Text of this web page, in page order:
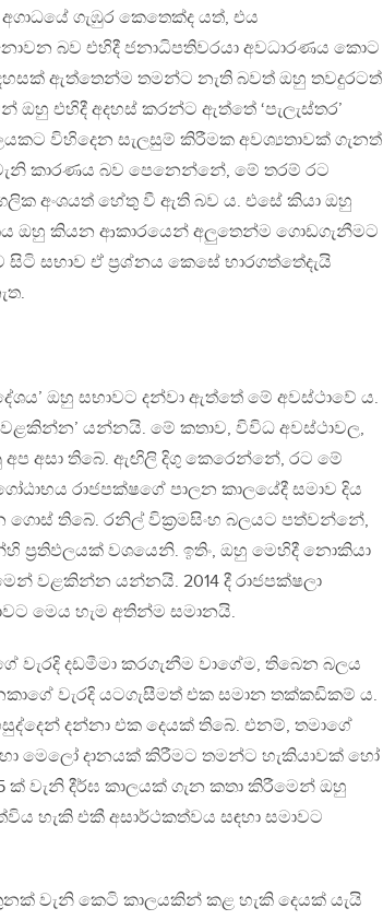
ගැඹුර කෙතෙක්ද යත්, එය
බව එහිදී ජනාධිපතිවරයා අවධාරණය කොට
ඇත්තෙන්ම තමන්ට නැති බවත් ඔහු තවදුරටත්
එහිදී අදහස් කරන්ට ඇත්තේ ‘පැලැස්තර’
විහිදෙන සැලසුම් කිරීමක අවශ්‍යතාවක් ගැනත්
කාරණය බව පෙනෙන්නේ, මේ තරම් රට
අංශයත් හේතු වී ඇති බව ය. එසේ කියා ඔහු
ඔහු කියන ආකාරයෙන් අලුතෙන්ම ගොඩගැනීමට
සිටි සභාව ඒ ප්‍රශ්නය කෙසේ භාරගත්තේදැයි
ඔහු සභාවට දන්වා ඇත්තේ මේ අවස්ථාවේ ය.
යන්නයි. මේ කතාව, විවිධ අවස්ථාවල,
අසා තිබේ. ඇඟිලි දිගු කෙරෙන්නේ, රට මේ
රාජපක්ෂගේ පාලන කාලයේදී සමාව දිය
තිබේ. රනිල් වික්‍රමසිංහ බලයට පත්වන්නේ,
ප්‍රතිඵලයක් වශයෙනි. ඉතිං, ඔහු මෙහිදී නොකියා
වළකින්න යන්නයි. 2014 දී රාජපක්ෂලා
මෙය හැම අතින්ම සමානයි.
වැරදි දඩමීමා කරගැනීම වාගේම, තිබෙන බලය
වැරදි යටගැසීමත් එක සමාන තක්කඩිකම් ය.
දන්නා එක දෙයක් තිබේ. එනම්, තමාගේ
මෙලෝ දානයක් කිරීමට තමන්ට හැකියාවක් හෝ
වැනි දීර්ඝ කාලයක් ගැන කතා කිරීමෙන් ඔහු
හැකි එකී අසාර්ථකත්වය සඳහා සමාවට
වැනි කෙටි කාලයකින් කළ හැකි දෙයක් යැයි